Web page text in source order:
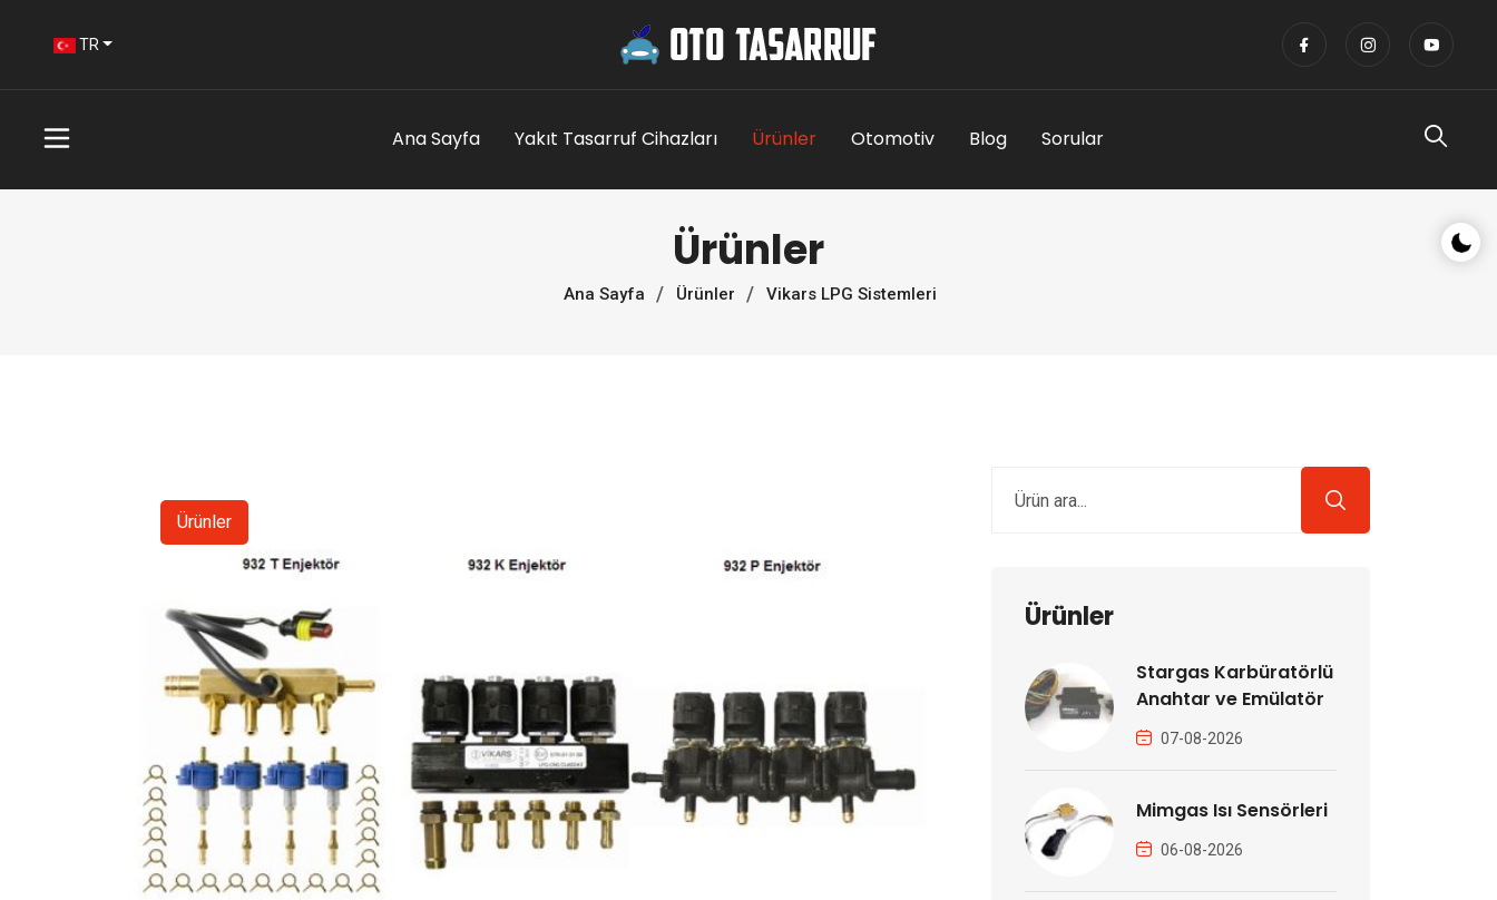
Gece/
TR
Ana Sayfa Yakıt Tasarruf Cihazları Ürünler Otomotiv Blog Sorular
Ürünler
Ana Sayfa Ürünler Vikars LPG Sistemleri
Ürünler
Ürünler
Stargas Karbüratörlü
Anahtar ve Emülatör
07-08-2026
Mimgas Isı Sensörleri
06-08-2026